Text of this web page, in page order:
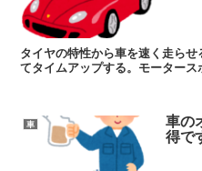
タイヤの特性から車を速く走ら
てタイムアップする。モーター
車 車の
得で